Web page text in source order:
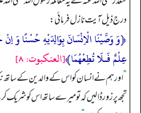
درج ذیل آیت نازل فرمائی:
﴿وَ وَصَّیْنَا الْاِنْسَانَ بِوَالِدَیْهِ حُسْنًا وَ
عِلْمٌ فَـلَا تُطِعْهُمَا﴾[العنكبوت: ۸]
”اور ہم نے انسان کو اس کے والدین کے ساتھ
تجھ پر زور ڈالیں کہ تو میرے ساتھ اس کو شریک